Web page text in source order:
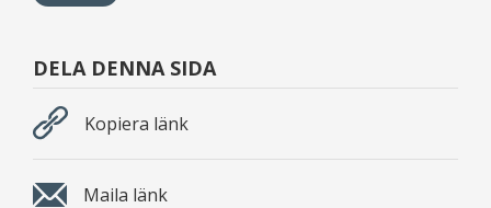
DELA DENNA SIDA
Kopiera länk
Maila länk